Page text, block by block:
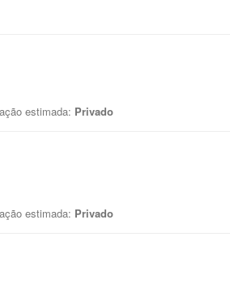
estimada: Privado
estimada: Privado